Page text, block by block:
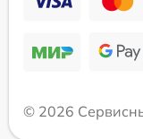
© 2026